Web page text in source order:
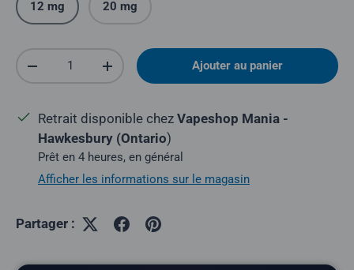
12 mg 20 mg
Quantité
Réduire la quantitéAugmenter la quantitéAjouter au panier
Retrait disponible chez Vapeshop Mania -
Hawkesbury (Ontario)
Prêt en 4 heures, en général
Afficher les informations sur le magasin
Partager :